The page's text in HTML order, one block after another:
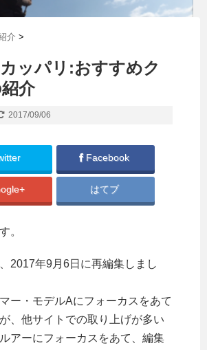
介 >
ッパリ:おすすめク
介
2017/09/06
Facebook
はてブ
。
2017年9月6日に再編集しまし
ー・モデルAにフォーカスをあて
、他サイトでの取り上げが多い
アーにフォーカスをあて、編集